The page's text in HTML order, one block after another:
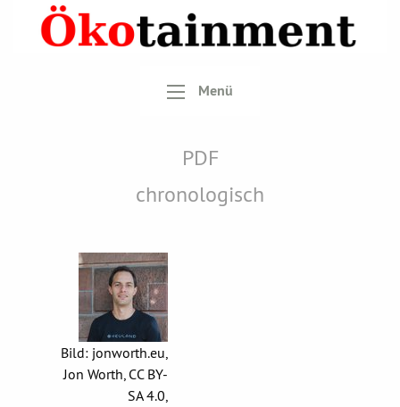
Menü
PDF
chronologisch
Bild: jonworth.eu,
Jon Worth, CC BY-
SA 4.0,